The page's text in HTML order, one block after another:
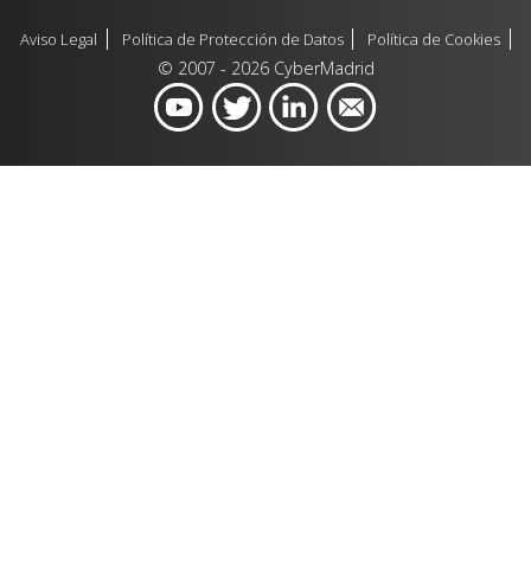
Aviso Legal Política de Protección de Datos Política de Cookies
© 2007 - 2026 CyberMadrid